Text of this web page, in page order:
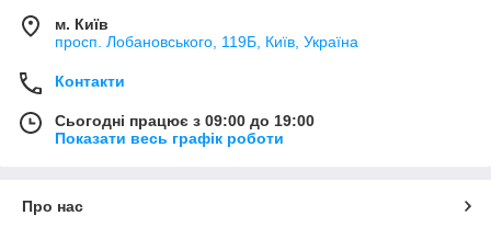
м. Київ
просп. Лобановського, 119Б, Київ, Україна
Контакти
Сьогодні працює з 09:00 до 19:00
Показати весь графік роботи
Про нас